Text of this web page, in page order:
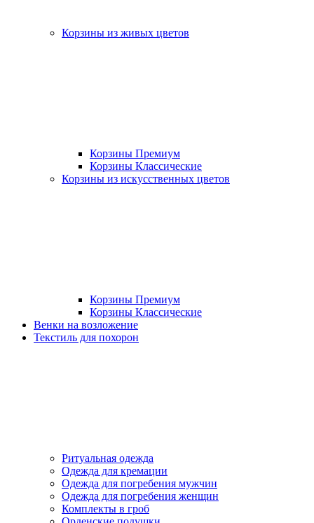
Корзины из живых цветов
Корзины Премиум
Корзины Классические
Корзины из искусственных цветов
Корзины Премиум
Корзины Классические
Венки на возложение
Текстиль для похорон
Ритуальная одежда
Одежда для кремации
Одежда для погребения мужчин
Одежда для погребения женщин
Комплекты в гроб